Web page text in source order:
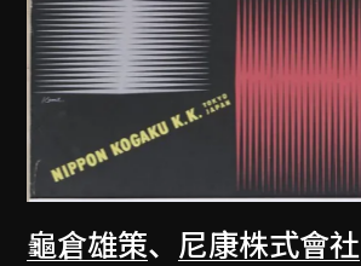
龜倉雄策、 尼康株式會社